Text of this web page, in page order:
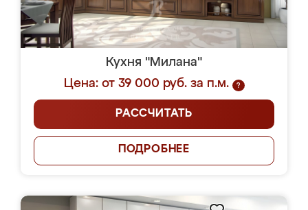
Кухня "Милана"
Цена: от 39 000 руб. за п.м.
?
РАССЧИТАТЬ
ПОДРОБНЕЕ